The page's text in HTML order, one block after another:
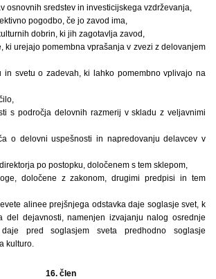
osnovnih sredstev in investicijskega vzdrževanja,
pogodbo, če jo zavod ima,
dobrin, ki jih zagotavlja zavod,
ki urejajo pomembna vprašanja v zvezi z delovanjem
in svetu o zadevah, ki lahko pomembno vplivajo na
s področja delovnih razmerij v skladu z veljavnimi
o delovni uspešnosti in napredovanju delavcev v
po postopku, določenem s tem sklepom,
določene z zakonom, drugimi predpisi in tem
alinee prejšnjega odstavka daje soglasje svet, k
del dejavnosti, namenjen izvajanju nalog osrednje
pred soglasjem sveta predhodno soglasje
kulturo.
16. člen